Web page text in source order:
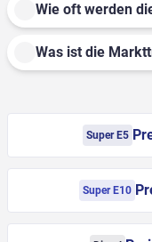
Wie oft werden
Was ist die
Super E5
Super E10